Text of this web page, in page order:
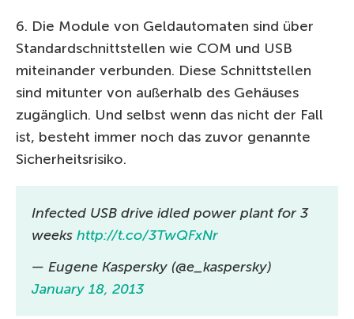
6. Die Module von Geldautomaten sind über
Standardschnittstellen wie COM und USB
miteinander verbunden. Diese Schnittstellen
sind mitunter von außerhalb des Gehäuses
zugänglich. Und selbst wenn das nicht der Fall
ist, besteht immer noch das zuvor genannte
Sicherheitsrisiko.
Infected USB drive idled power plant for 3
weeks http://t.co/3TwQFxNr
— Eugene Kaspersky (@e_kaspersky)
January 18, 2013